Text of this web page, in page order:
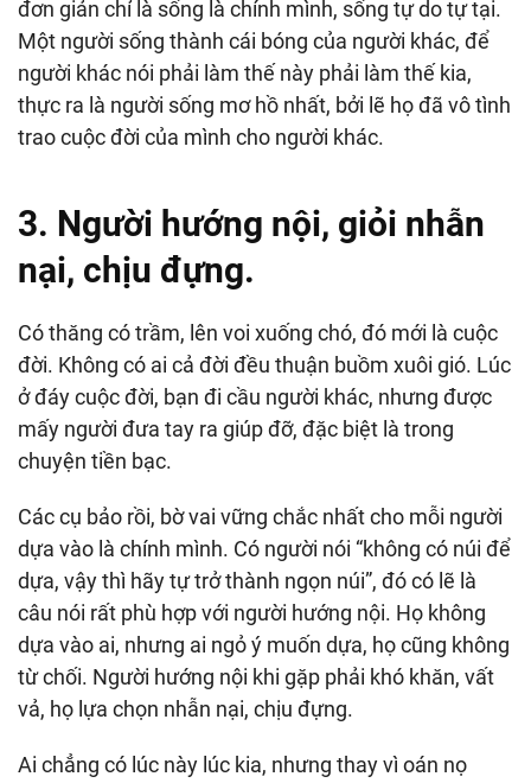
đơn giản chỉ là sống là chính mình, sống tự do tự tại.
Một người sống thành cái bóng của người khác, để
người khác nói phải làm thế này phải làm thế kia,
thực ra là người sống mơ hồ nhất, bởi lẽ họ đã vô tình
trao cuộc đời của mình cho người khác.
3. Người hướng nội, giỏi nhẫn
nại, chịu đựng.
Có thăng có trầm, lên voi xuống chó, đó mới là cuộc
đời. Không có ai cả đời đều thuận buồm xuôi gió. Lúc
ở đáy cuộc đời, bạn đi cầu người khác, nhưng được
mấy người đưa tay ra giúp đỡ, đặc biệt là trong
chuyện tiền bạc.
Các cụ bảo rồi, bờ vai vững chắc nhất cho mỗi người
dựa vào là chính mình. Có người nói “không có núi để
dựa, vậy thì hãy tự trở thành ngọn núi”, đó có lẽ là
câu nói rất phù hợp với người hướng nội. Họ không
dựa vào ai, nhưng ai ngỏ ý muốn dựa, họ cũng không
từ chối. Người hướng nội khi gặp phải khó khăn, vất
vả, họ lựa chọn nhẫn nại, chịu đựng.
Ai chẳng có lúc này lúc kia, nhưng thay vì oán nọ